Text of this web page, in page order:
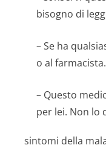
bisogno di
– Se ha
o al farmacista.
– Questo
per lei. Non lo
sintomi della